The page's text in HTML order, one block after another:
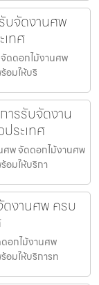
บจัดงานศพ
ทศ
ดดอกไม้งานศพ
อมให้บริ
รรับจัดงาน
ระเทศ
ศพ จัดดอกไม้งานศพ
อมให้บริกา
ดงานศพ ครบ
อกไม้งานศพ
อมให้บริการท